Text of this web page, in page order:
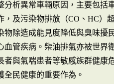
分析異常車輛原因，主要包括
，及污染物排放（CO、HC）
物除造成能見度降低與臭味擾
血管疾病。柴油排氣亦被世界
者與氣喘患者等敏感族群健康
全民健康的重要作為。